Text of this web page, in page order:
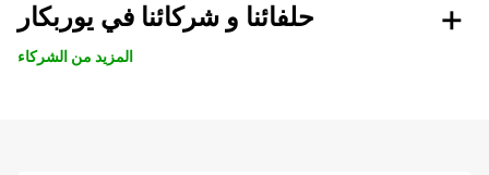
حلفائنا و شركائنا في يوربكار
المزيد من الشركاء